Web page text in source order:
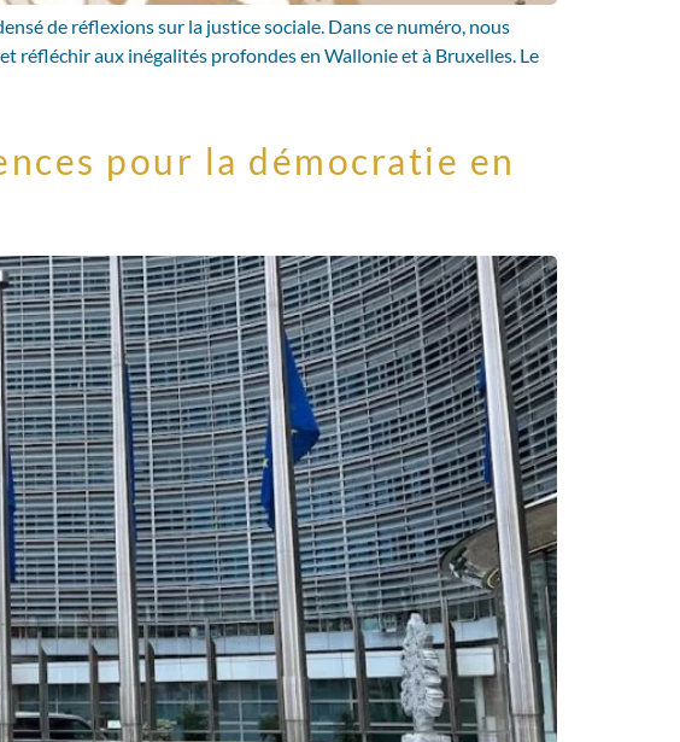
de réflexions sur la justice sociale. Dans ce numéro, nous
aux inégalités profondes en Wallonie et à Bruxelles. Le
pour la démocratie en